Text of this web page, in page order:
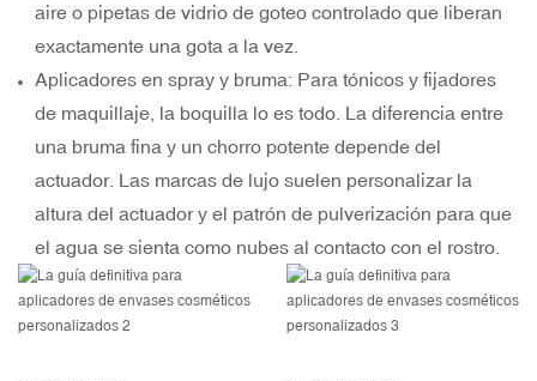
aire o pipetas de vidrio de goteo controlado que liberan
exactamente una gota a la vez.
Aplicadores en spray y bruma: Para tónicos y fijadores
de maquillaje, la boquilla lo es todo. La diferencia entre
una bruma fina y un chorro potente depende del
actuador. Las marcas de lujo suelen personalizar la
altura del actuador y el patrón de pulverización para que
el agua se sienta como nubes al contacto con el rostro.